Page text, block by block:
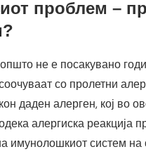
проблем –
не е посакувано
со пролетни
даден алерген, кој во
алергиска реакција
имунолошкиот систем на